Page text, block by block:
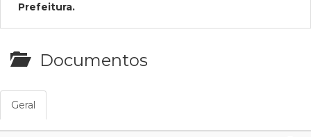
Prefeitura.
Documentos
Geral